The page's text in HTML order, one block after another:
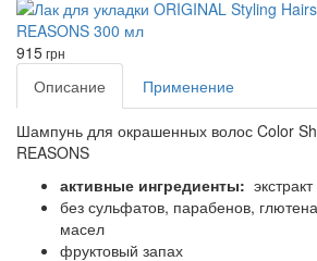
915грн
Описание Применение
Шампунь для окрашенных волос Color
REASONS
активные ингредиенты:
без сульфатов, парабенов,
масел
фруктовый запах